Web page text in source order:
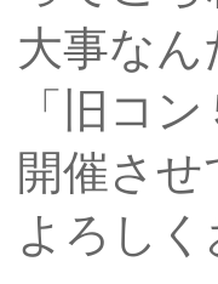
大事な
「旧コ
開催さ
よろし